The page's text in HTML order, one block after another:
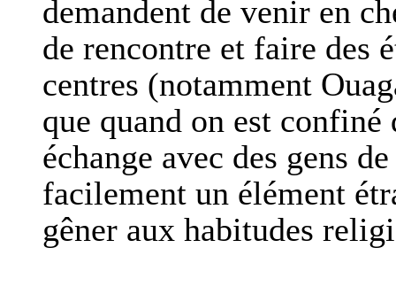
demandent de venir en
de rencontre et faire des
centres (notamment
que quand on est confiné
échange avec des gens
facilement un élément
gêner aux habitudes